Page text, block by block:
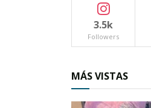
3.5k
Followers
MÁS VISTAS